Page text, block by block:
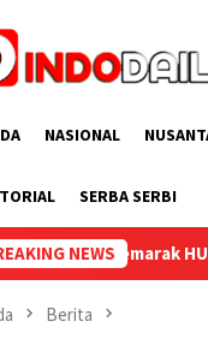
NASIONAL
SERBA SERBI
NEWS
81, Lapas Perempuan
Berita